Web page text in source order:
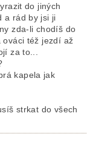
do jiných
a rád by jsi ji
zda-li chodíš do
ováci též jezdí až
za to...
kapela jak
strkat do všech